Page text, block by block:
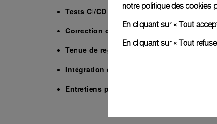
Tests CI/CD :
Recherche d’erreurs
Correction des erreurs:
Priorisation de la
Tenue de registres:
Rapports internes sur
Intégration du widget UserWay:
Fournir
Entretiens périodiques:
Réalisation
notre politique des cookies
En cliquant sur « Tout
En cliquant sur « Tout